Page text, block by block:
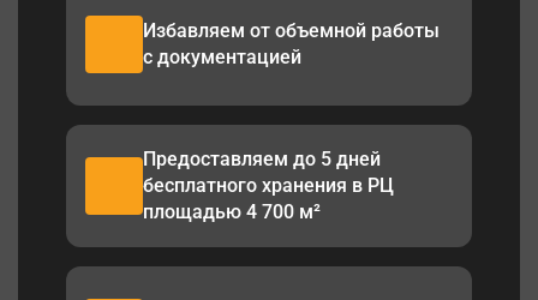
Избавляем от объемной работы
с документацией
Предоставляем до 5 дней
бесплатного хранения в РЦ
площадью 4 700 м²